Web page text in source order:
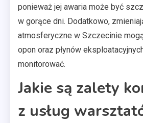
ponieważ jej awaria może być
w gorące dni. Dodatkowo,
atmosferyczne w Szczecinie
opon oraz płynów
monitorować.
Jakie są zalety
z usług